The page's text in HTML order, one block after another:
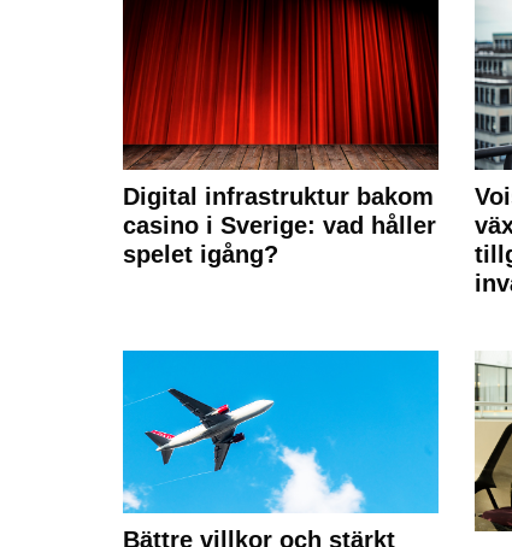
Digital infrastruktur bakom
casino i Sverige: vad håller
spelet igång?
Bättre villkor och stärkt